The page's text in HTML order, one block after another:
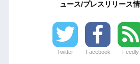
ュース/プレスリリース
Twitter Facebook Feedly